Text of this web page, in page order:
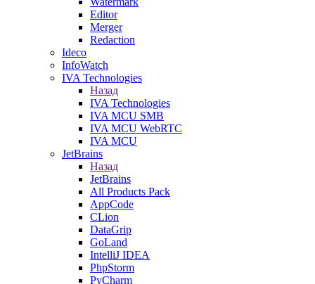
Editor
Merger
Redaction
Ideco
InfoWatch
IVA Technologies
Назад
IVA Technologies
IVA MCU SMB
IVA MCU WebRTC
IVA MCU
JetBrains
Назад
JetBrains
All Products Pack
AppCode
CLion
DataGrip
GoLand
IntelliJ IDEA
PhpStorm
PyCharm